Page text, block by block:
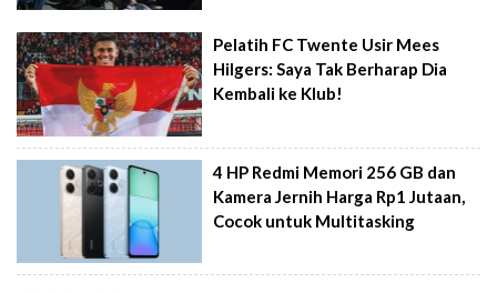
Pelatih FC Twente Usir Mees
Hilgers: Saya Tak Berharap Dia
Kembali ke Klub!
4 HP Redmi Memori 256 GB dan
Kamera Jernih Harga Rp1 Jutaan,
Cocok untuk Multitasking